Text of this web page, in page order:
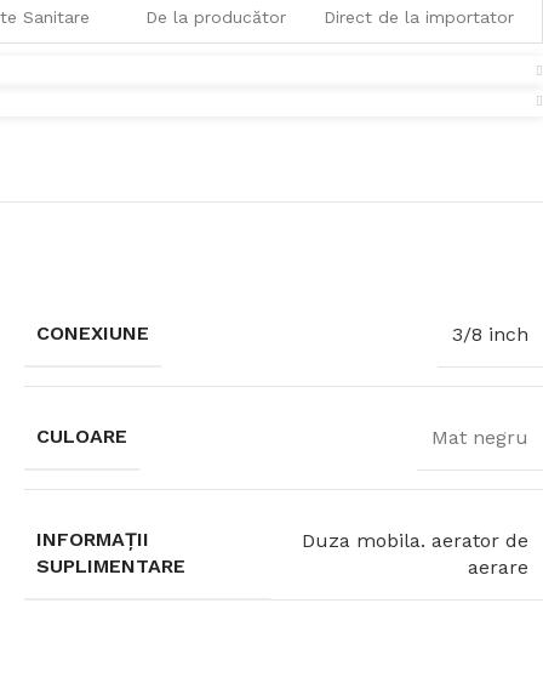
Sanitare De la producător Direct de la importator
CONEXIUNE 3/8 inch
CULOARE Mat negru
INFORMAȚII
SUPLIMENTARE
Duza mobila. aerator de
aerare